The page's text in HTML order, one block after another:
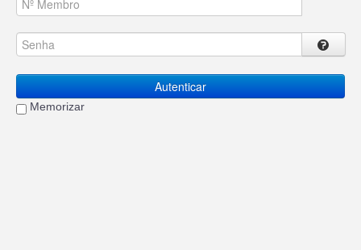
SEDAP
Autenticar
Memorizar